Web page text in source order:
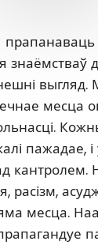
знаёмстваў
месца
пажадае, і
кантролем.
расізм,
месца.